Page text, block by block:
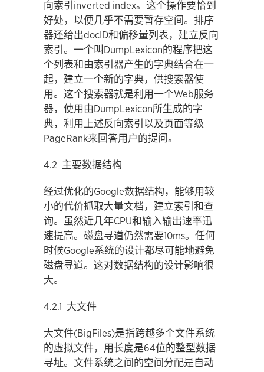
向索引inverted index。这个操作要恰到
好处，以便几乎不需要暂存空间。排序
器还给出docID和偏移量列表，建立反向
索引。一个叫DumpLexicon的程序把这
个列表和由索引器产生的字典结合在一
起，建立一个新的字典，供搜索器使
用。这个搜索器就是利用一个Web服务
器，使用由DumpLexicon所生成的字
典，利用上述反向索引以及页面等级
PageRank来回答用户的提问。
4.2 主要数据结构
经过优化的Google数据结构，能够用较
小的代价抓取大量文档，建立索引和查
询。虽然近几年CPU和输入输出速率迅
速提高。磁盘寻道仍然需要10ms。任何
时候Google系统的设计都尽可能地避免
磁盘寻道。这对数据结构的设计影响很
大。
4.2.1 大文件
大文件(BigFiles)是指跨越多个文件系统
的虚拟文件，用长度是64位的整型数据
寻址。文件系统之间的空间分配是自动